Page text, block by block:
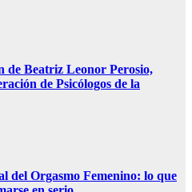
de Beatriz Leonor Perosio,
de Psicólogos de la
del Orgasmo Femenino: lo que